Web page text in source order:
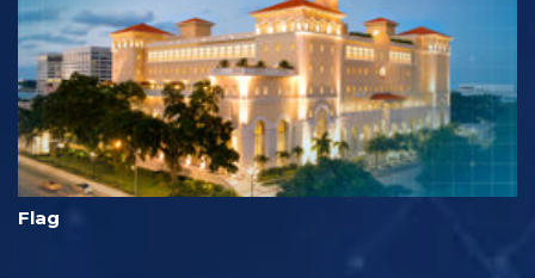
Flag